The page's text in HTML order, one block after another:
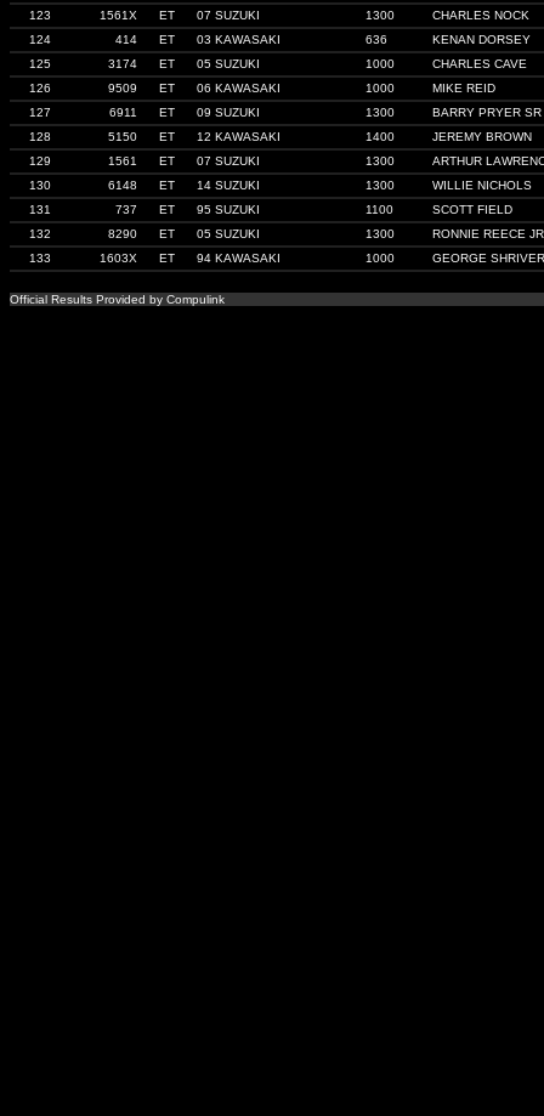
123 1561X ET 07 SUZUKI 1300
CHARLES NOCK
124
414 ET 03 KAWASAKI 636
KENAN DORSEY
125
3174 ET 05 SUZUKI 1000
CHARLES CAVE
126
9509 ET 06 KAWASAKI 1000
MIKE REID
127
6911 ET 09 SUZUKI 1300
BARRY PRYER SR
128
5150 ET 12 KAWASAKI 1400
JEREMY BROWN
129
1561 ET 07 SUZUKI 1300
ARTHUR
130
6148 ET 14 SUZUKI 1300
WILLIE NICHOLS
131
737 ET 95 SUZUKI 1100
SCOTT FIELD
132
8290 ET 05 SUZUKI 1300
RONNIE REECE JR
133
1603X ET 94 KAWASAKI 1000 GEORGE SHRIVER
Official Results Provided by Compulink